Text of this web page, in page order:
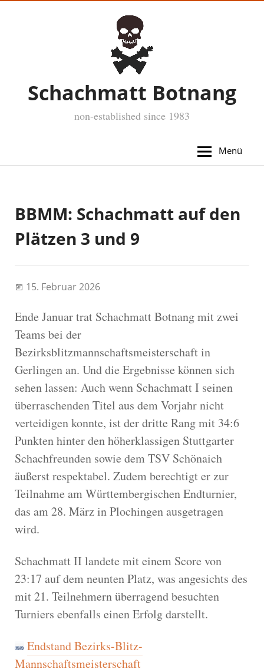
Schachmatt Botnang
non-established since 1983
Menü
BBMM: Schachmatt auf den
Plätzen 3 und 9
15. Februar 2026
Ende Januar trat Schachmatt Botnang mit zwei
Teams bei der
Bezirksblitzmannschaftsmeisterschaft in
Gerlingen an. Und die Ergebnisse können sich
sehen lassen: Auch wenn Schachmatt I seinen
überraschenden Titel aus dem Vorjahr nicht
verteidigen konnte, ist der dritte Rang mit 34:6
Punkten hinter den höherklassigen Stuttgarter
Schachfreunden sowie dem TSV Schönaich
äußerst respektabel. Zudem berechtigt er zur
Teilnahme am Württembergischen Endturnier,
das am 28. März in Plochingen ausgetragen
wird.
Schachmatt II landete mit einem Score von
23:17 auf dem neunten Platz, was angesichts des
mit 21. Teilnehmern überragend besuchten
Turniers ebenfalls einen Erfolg darstellt.
Endstand Bezirks-Blitz-
Mannschaftsmeisterschaft